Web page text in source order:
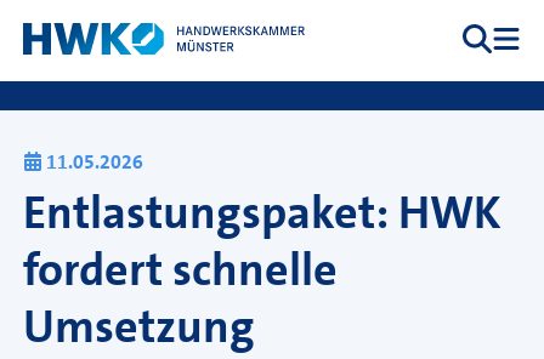
Zum Inhalt springen
Hauptnavigation Suche
11.05.2026
Entlastungspaket: HWK
fordert schnelle
Umsetzung